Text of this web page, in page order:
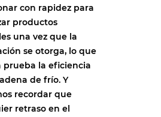
con rapidez para
productos
una vez que la
se otorga, lo que
prueba la eficiencia
de frío. Y
recordar que
retraso en el